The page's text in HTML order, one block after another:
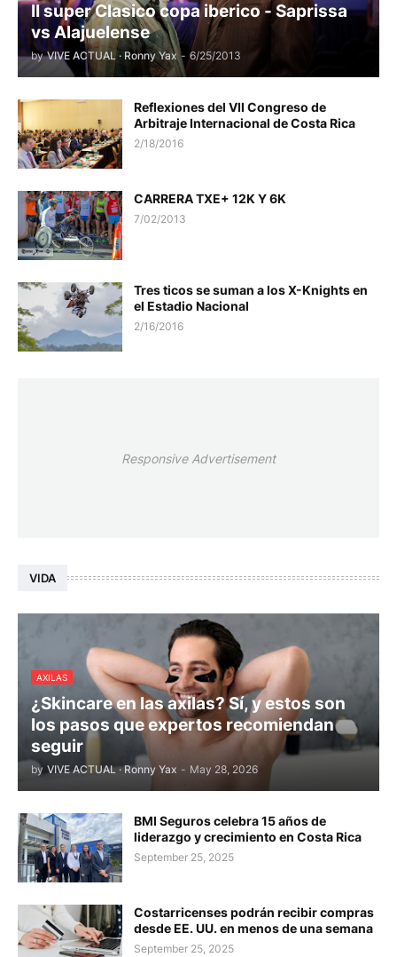
II super Clasico copa iberico - Saprissa
vs Alajuelense
by VIVE ACTUAL · Ronny Yax - 6/25/2013
Reflexiones del VII Congreso de
Arbitraje Internacional de Costa Rica
2/18/2016
CARRERA TXE+ 12K Y 6K
7/02/2013
Tres ticos se suman a los X-Knights en
el Estadio Nacional
2/16/2016
Responsive Advertisement
VIDA
AXILAS
¿Skincare en las axilas? Sí, y estos son
los pasos que expertos recomiendan
seguir
by VIVE ACTUAL · Ronny Yax - May 28, 2026
BMI Seguros celebra 15 años de
liderazgo y crecimiento en Costa Rica
September 25, 2025
Costarricenses podrán recibir compras
desde EE. UU. en menos de una semana
September 25, 2025